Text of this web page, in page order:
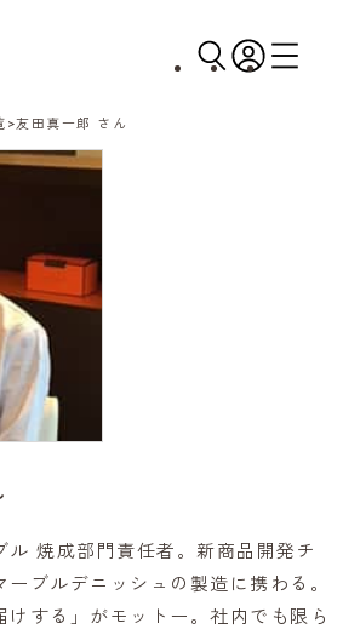
友田真一郎 さん
ル 焼成部門責任者。新商品開発チ
ブルデニッシュの製造に携わる。
けする」がモットー。社内でも限ら